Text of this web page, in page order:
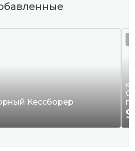
Кессборер